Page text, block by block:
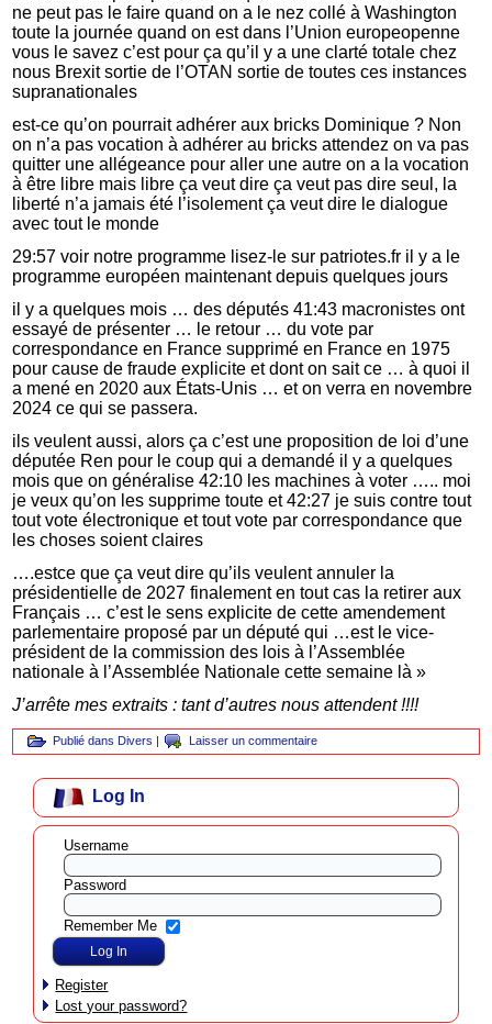
ne peut pas le faire quand on a le nez collé à Washington
toute la journée quand on est dans l’Union europeopenne
vous le savez c’est pour ça qu’il y a une clarté totale chez
nous Brexit sortie de l’OTAN sortie de toutes ces instances
supranationales
est-ce qu’on pourrait adhérer aux bricks Dominique ? Non
on n’a pas vocation à adhérer au bricks attendez on va pas
quitter une allégeance pour aller une autre on a la vocation
à être libre mais libre ça veut dire ça veut pas dire seul, la
liberté n’a jamais été l’isolement ça veut dire le dialogue
avec tout le monde
29:57 voir notre programme lisez-le sur patriotes.fr il y a le
programme européen maintenant depuis quelques jours
il y a quelques mois … des députés 41:43 macronistes ont
essayé de présenter … le retour … du vote par
correspondance en France supprimé en France en 1975
pour cause de fraude explicite et dont on sait ce … à quoi il
a mené en 2020 aux États-Unis … et on verra en novembre
2024 ce qui se passera.
ils veulent aussi, alors ça c’est une proposition de loi d’une
députée Ren pour le coup qui a demandé il y a quelques
mois que on généralise 42:10 les machines à voter ….. moi
je veux qu’on les supprime toute et 42:27 je suis contre tout
tout vote électronique et tout vote par correspondance que
les choses soient claires
….estce que ça veut dire qu’ils veulent annuler la
présidentielle de 2027 finalement en tout cas la retirer aux
Français … c’est le sens explicite de cette amendement
parlementaire proposé par un député qui …est le vice-
président de la commission des lois à l’Assemblée
nationale à l’Assemblée Nationale cette semaine là »
J’arrête mes extraits : tant d’autres nous attendent !!!!
Publié dans Divers Laisser un commentaire
Log In
Username
Password
Remember Me
Register
Lost your password?